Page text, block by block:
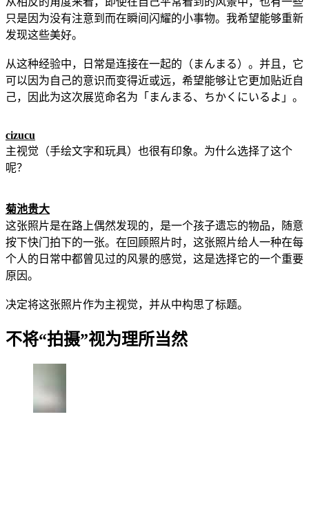
只是因为没有注意到而在瞬间闪耀的小事物。我希望能够重新
发现这些美好。
从这种经验中，日常是连接在一起的（まんまる）。并且，它
可以因为自己的意识而变得近或远，希望能够让它更加贴近自
己，因此为这次展览命名为「まんまる、ちかくにいるよ」。
cizucu
主视觉（手绘文字和玩具）也很有印象。为什么选择了这个
呢？
菊池贵大
这张照片是在路上偶然发现的，是一个孩子遗忘的物品，随意
按下快门拍下的一张。在回顾照片时，这张照片给人一种在每
个人的日常中都曾见过的风景的感觉，这是选择它的一个重要
原因。
决定将这张照片作为主视觉，并从中构思了标题。
不将“拍摄”视为理所当然